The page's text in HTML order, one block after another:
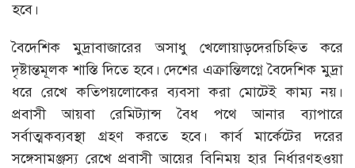
হবে।
বৈদেশিক মুদ্রাবাজারের অসাধু খেলোয়াড়দেরচিহ্নিত করে
দৃষ্টান্তমূলক শাস্তি দিতে হবে। দেশের এক্রান্তিলগ্নে বৈদেশিক মুদ্রা
ধরে রেখে কতিপয়লোকের ব্যবসা করা মোটেই কাম্য নয়।
প্রবাসী আয়বা রেমিট্যান্স বৈধ পথে আনার ব্যাপারে
সর্বাত্মকব্যবস্থা গ্রহণ করতে হবে। কার্ব মার্কেটের দরের
সঙ্গেসামঞ্জস্য রেখে প্রবাসী আয়ের বিনিময় হার নির্ধারণহওয়া